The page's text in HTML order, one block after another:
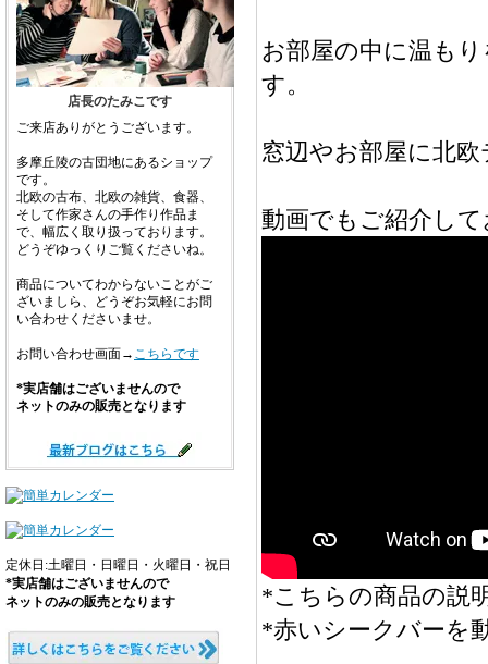
店長のたみこです
ご来店ありがとうございます。
多摩丘陵の古団地にあるショップ
です。
北欧の古布、北欧の雑貨、食器、
そして作家さんの手作り作品ま
で、幅広く取り扱っております。
どうぞゆっくりご覧くださいね。
商品についてわからないことがご
ざいましら、どうぞお気軽にお問
い合わせくださいませ。
お問い合わせ画面→ こちらです
*実店舗はございませんので
ネットのみの販売となります
定休日:土曜日・日曜日・火曜日・祝日
*実店舗はございませんので
ネットのみの販売となります
お部屋の中に温も
す。
窓辺やお部屋に北
動画でもご紹介し
*こちらの商品の説
*赤いシークバーを